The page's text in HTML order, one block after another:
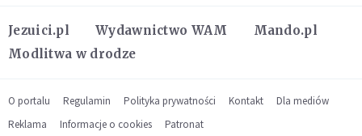
Jezuici.pl Wydawnictwo WAM
Mando.pl
Modlitwa w drodze
O portalu Regulamin Polityka prywatności Kontakt
Dla mediów
Reklama
Informacje o cookies Patronat